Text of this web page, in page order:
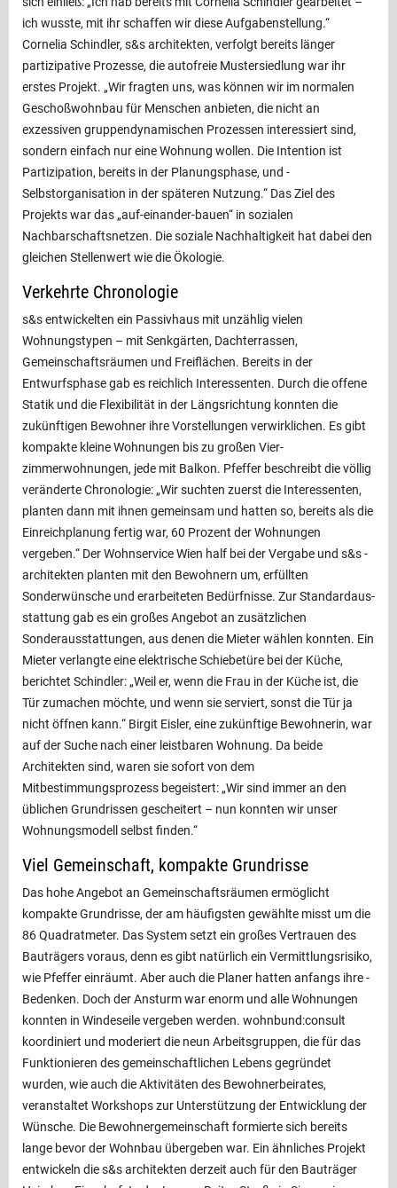
ich wusste, mit ihr schaffen wir diese Aufgabenstellung.“
Cornelia Schindler, s&s architekten, verfolgt bereits länger
partizipative Prozesse, die autofreie Mustersiedlung war ihr
erstes Projekt. „Wir fragten uns, was können wir im normalen
Geschoßwohnbau für ­Menschen anbieten, die nicht an
exzessiven gruppendynamischen Prozessen ­interessiert sind,
sondern einfach nur eine Wohnung wollen. Die Intention ist
Partizipation, bereits in der Planungs­phase, und ­
Selbstorganisation in der späteren Nutzung.“ Das Ziel des
Projekts war das „auf-einander-bauen“ in sozialen
Nachbarschaftsnetzen. Die soziale Nachhaltigkeit hat dabei den
gleichen Stellenwert wie die Ökologie.
Verkehrte Chronologie
s&s entwickelten ein Passivhaus mit unzählig vielen
Wohnungstypen – mit Senkgärten, Dachterrassen,
Gemeinschaftsräumen und Freiflächen. Bereits in der
Entwurfsphase gab es reichlich Interessenten. Durch die offene
Statik und die Flexibilität in der Längsrichtung konnten die
zukünftigen Bewohner ihre Vorstellungen verwirklichen. Es gibt
kompakte kleine Wohnungen bis zu großen Vier­
zimmerwohnungen, jede mit Balkon. Pfeffer beschreibt die völlig
veränderte Chronologie: „Wir suchten zuerst die Interessenten,
planten dann mit ihnen gemeinsam und hatten so, bereits als die
Einreichplanung fertig war, 60 Prozent der Wohnungen
vergeben.“ Der Wohn­service Wien half bei der Vergabe und s&s ­
architekten planten mit den Bewohnern um, erfüllten
Sonderwünsche und er­arbeiteten Bedürfnisse. Zur Standardaus­
stattung gab es ein großes Angebot an zusätzlichen
Sonderausstattungen, aus denen die Mieter wählen konnten. Ein
Mieter verlangte eine elektrische Schiebe­türe bei der Küche,
berichtet Schindler: „Weil er, wenn die Frau in der Küche ist, die
Tür zumachen möchte, und wenn sie serviert, sonst die Tür ja
nicht ­öffnen kann.“ Birgit Eisler, eine zukünftige Bewohnerin, war
auf der Suche nach einer leistbaren Wohnung. Da beide
Architekten sind, waren sie sofort von dem
Mitbestimmungsprozess begeistert: „Wir sind immer an den
üblichen Grundrissen gescheitert – nun konnten wir unser
Wohnungsmodell selbst finden.“
Viel Gemeinschaft, kompakte Grundrisse
Das hohe Angebot an Gemeinschafts­räumen ermöglicht
kompakte Grund­risse, der am häufigsten gewählte misst um die
86 Quadratmeter. Das System setzt ein großes Vertrauen des
Bauträgers voraus, denn es gibt natürlich ein Vermittlungsrisiko,
wie Pfeffer einräumt. Aber auch die Planer hatten anfangs ihre ­
Bedenken. Doch der Ansturm war enorm und alle Wohnungen
konnten in Windeseile vergeben werden. wohnbund:consult
koordiniert und moderiert die neun Arbeitsgruppen, die für das
Funktionieren des gemeinschaft­lichen Lebens gegründet
wurden, wie auch die Aktivitäten des Bewohnerbei­rates,
veranstaltet Workshops zur Unter­stützung der Entwicklung der
Wünsche. Die Bewohnergemeinschaft formierte sich bereits
lange bevor der Wohnbau über­geben war. Ein ähnliches Projekt
ent­wickeln die s&s architekten derzeit auch für den Bauträger